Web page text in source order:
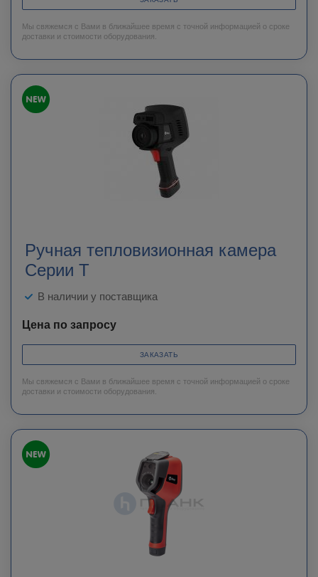
Мы свяжемся с Вами в ближайшее время с точной информацией о сроке
доставки и стоимости оборудования.
Ручная тепловизионная камера
Серии T
В наличии у поставщика
Цена по запросу
ЗАКАЗАТЬ
Мы свяжемся с Вами в ближайшее время с точной информацией о сроке
доставки и стоимости оборудования.